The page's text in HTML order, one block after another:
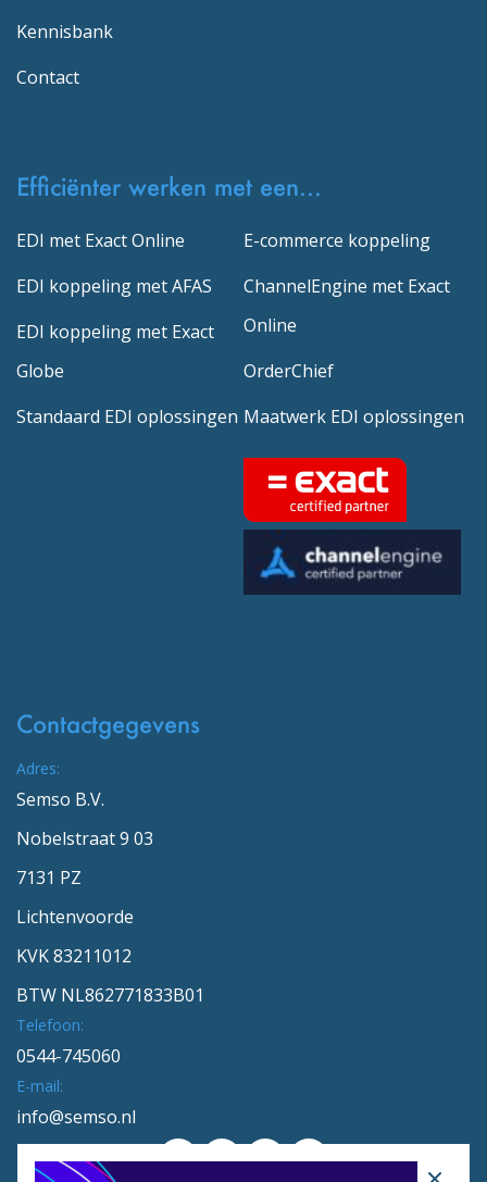
Kennisbank
Contact
Efficiënter werken met een...
EDI met Exact Online
EDI koppeling met AFAS
EDI koppeling met Exact
Globe
Standaard EDI oplossingen
E-commerce koppeling
ChannelEngine met Exact
Online
OrderChief
Maatwerk EDI oplossingen
Contactgegevens
Adres:
Semso B.V.
Nobelstraat 9 03
7131 PZ
Lichtenvoorde
KVK 83211012
BTW NL862771833B01
Telefoon:
0544-745060
E-mail:
info@semso.nl